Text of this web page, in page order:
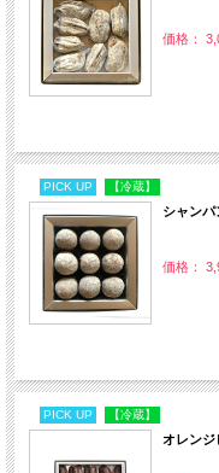
価格：
PICK UP 【冷蔵】
シャン
価格：
PICK UP 【冷蔵】
オレン